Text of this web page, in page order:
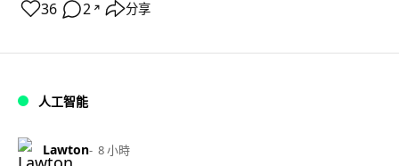
36 2 ↗ 分享
人工智能
Lawton 8 小時